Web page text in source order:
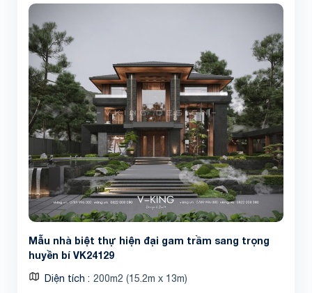
Mẫu nhà biệt thự hiện đại gam trầm sang trọng
huyền bí VK24129
Diện tích 200m2 (15.2m x 13m)